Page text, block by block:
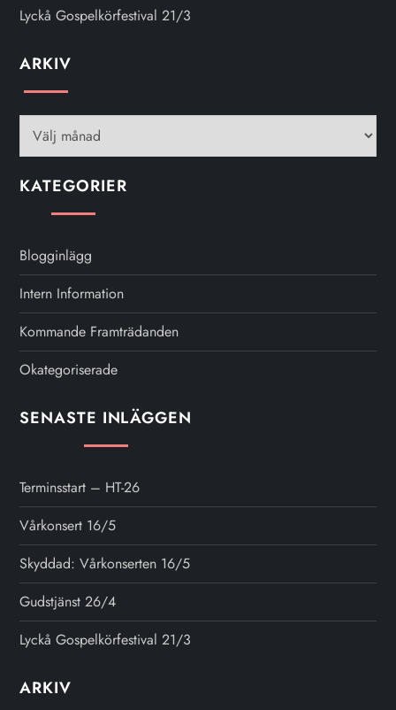
Lyckå Gospelkörfestival 21/3
ARKIVArkiv
KATEGORIER
Blogginlägg
Intern Information
Kommande Framträdanden
Okategoriserade
SENASTE INLÄGGEN
Terminsstart – HT-26
Vårkonsert 16/5
Skyddad: Vårkonserten 16/5
Gudstjänst 26/4
Lyckå Gospelkörfestival 21/3
ARKIVArkiv